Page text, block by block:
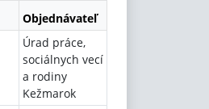
Objednávateľ
Úrad práce,
sociálnych vecí
a rodiny
Kežmarok